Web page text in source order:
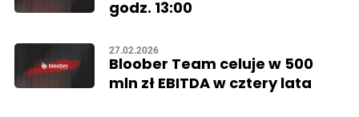
godz. 13:00
27.02.2026
Bloober Team celuje w 500
mln zł EBITDA w cztery lata